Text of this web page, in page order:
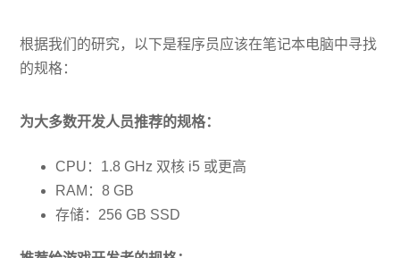
根据我们的研究，以下是程序员应该在笔记本电脑中寻找
的规格：
为大多数开发人员推荐的规格：
CPU：1.8 GHz 双核 i5 或更高
RAM：8 GB
存储：256 GB SSD